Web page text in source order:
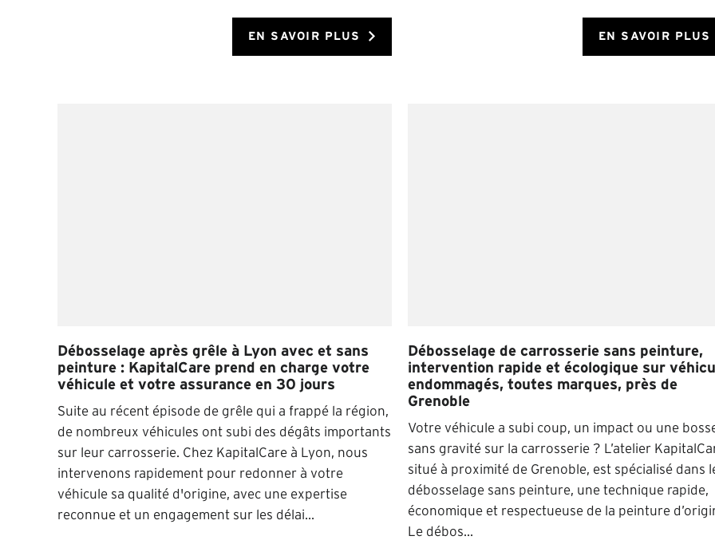
EN SAVOIR PLUS EN SAVOIR PLUS
Débosselage après grêle à Lyon avec et sans
peinture : KapitalCare prend en charge votre
véhicule et votre assurance en 30 jours
Suite au récent épisode de grêle qui a frappé la région,
de nombreux véhicules ont subi des dégâts importants
sur leur carrosserie. Chez KapitalCare à Lyon, nous
intervenons rapidement pour redonner à votre
véhicule sa qualité d'origine, avec une expertise
reconnue et un engagement sur les délai...
Débosselage de carrosserie sans peinture,
intervention rapide et écologique sur
endommagés, toutes marques, près de
Grenoble
Votre véhicule a subi coup, un impact ou une
sans gravité sur la carrosserie ? L’atelier
situé à proximité de Grenoble, est spécialisé dans
débosselage sans peinture, une technique rapide,
économique et respectueuse de la peinture
Le débos...